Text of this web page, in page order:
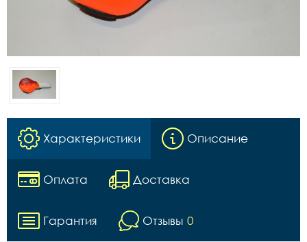
Характеристики Описание
Оплата Доставка
Гарантия Отзывы 0